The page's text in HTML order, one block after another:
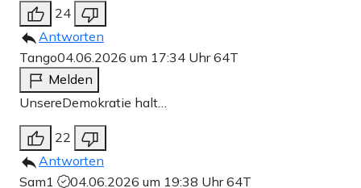
24
Antworten
Tango04.06.2026 um 17:34 Uhr64T
Melden
UnsereDemokratie halt…
22
Antworten
Sam1
04.06.2026 um 19:38 Uhr64T